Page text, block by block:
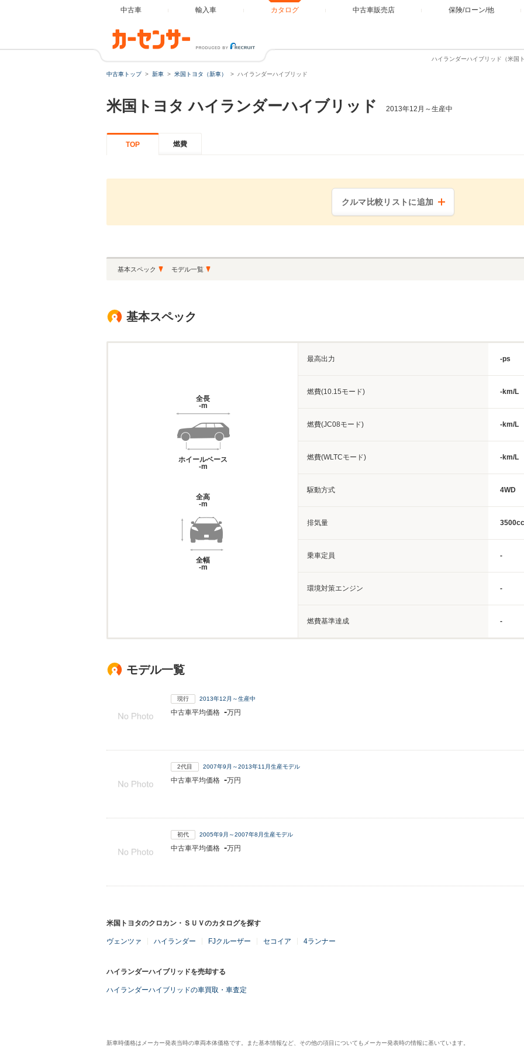
中古車 輸入車 カタログ 中古車販売店 保険/ローン/他
ハイランダーハイブリッド（米国
中古車トップ 新車 米国トヨタ（新車） ハイランダーハイブリッド
米国トヨタ ハイランダーハイブリッド 2013年12月～生産中
TOP 燃費
クルマ比較リストに追加
基本スペック モデル一覧
基本スペック
全長
-m
ホイールベース
-m
全高
-m
全幅
-m
最高出力 -ps
燃費(10.15モード) -km/L
燃費(JC08モード) -km/L
燃費(WLTCモード) -km/L
駆動方式 4WD
排気量 3500cc
乗車定員 -
環境対策エンジン -
燃費基準達成 -
モデル一覧
現行 2013年12月～生産中
中古車平均価格 -万円
2代目 2007年9月～2013年11月生産モデル
中古車平均価格 -万円
初代 2005年9月～2007年8月生産モデル
中古車平均価格 -万円
米国トヨタのクロカン・ＳＵＶのカタログを探す
ヴェンツァ ハイランダー FJクルーザー セコイア 4ランナー
ハイランダーハイブリッドを売却する
ハイランダーハイブリッドの車買取・車査定
新車時価格はメーカー発表当時の車両本体価格です。また基本情報など、その他の項目についてもメーカー発表時の情報に基いています。